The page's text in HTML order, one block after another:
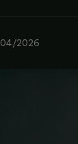
2026